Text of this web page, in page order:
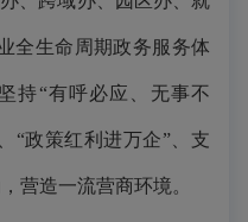
全生命周期政务服务体
持“有呼必应、无事不
“政策红利进万企”、支
营造一流营商环境。